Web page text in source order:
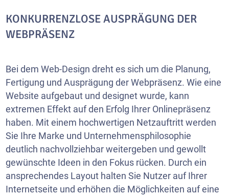
KONKURRENZLOSE AUSPRÄGUNG DER
WEBPRÄSENZ
Bei dem Web-Design dreht es sich um die Planung,
Fertigung und Ausprägung der Webpräsenz. Wie eine
Website aufgebaut und designet wurde, kann
extremen Effekt auf den Erfolg Ihrer Onlinepräsenz
haben. Mit einem hochwertigen Netzauftritt werden
Sie Ihre Marke und Unternehmensphilosophie
deutlich nachvollziehbar weitergeben und gewollt
gewünschte Ideen in den Fokus rücken. Durch ein
ansprechendes Layout halten Sie Nutzer auf Ihrer
Internetseite und erhöhen die Möglichkeiten auf eine